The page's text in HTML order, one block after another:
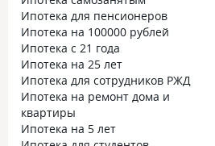
Ипотека для пенсионеров
Ипотека на 100000 рублей
Ипотека с 21 года
Ипотека на 25 лет
Ипотека для сотрудников РЖД
Ипотека на ремонт дома и
квартиры
Ипотека на 5 лет